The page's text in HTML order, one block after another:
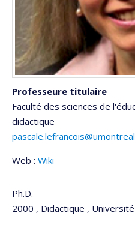
Professeure titulaire
Faculté des sciences de
didactique
Web : Wiki
Ph.D.
2000 , Didactique ,